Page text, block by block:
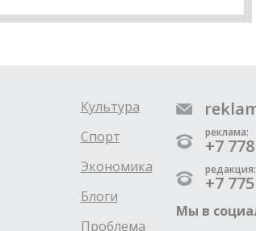
Культура
Спорт
Экономика
Блоги
Проблема
реклама:
+7
редакция:
+7
Мы в